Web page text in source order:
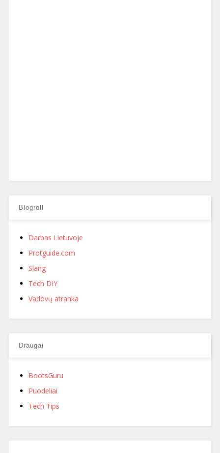
Blogroll
Darbas Lietuvoje
Protguide.com
Slang
Tech DIY
Vadovų atranka
Draugai
BootsGuru
Puodeliai
Tech Tips